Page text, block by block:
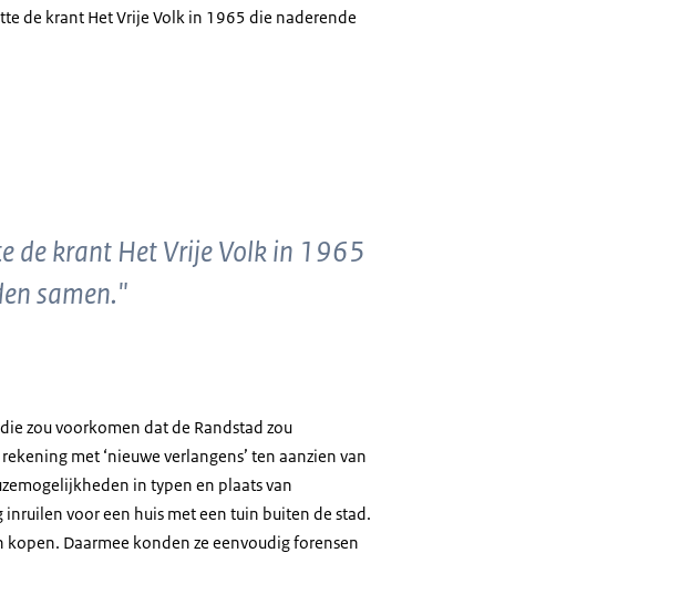
de krant Het Vrije Volk in 1965 die naderende
de krant Het Vrije Volk in 1965
samen."
zou voorkomen dat de Randstad zou
met ‘nieuwe verlangens’ ten aanzien van
in typen en plaats van
voor een huis met een tuin buiten de stad.
Daarmee konden ze eenvoudig forensen